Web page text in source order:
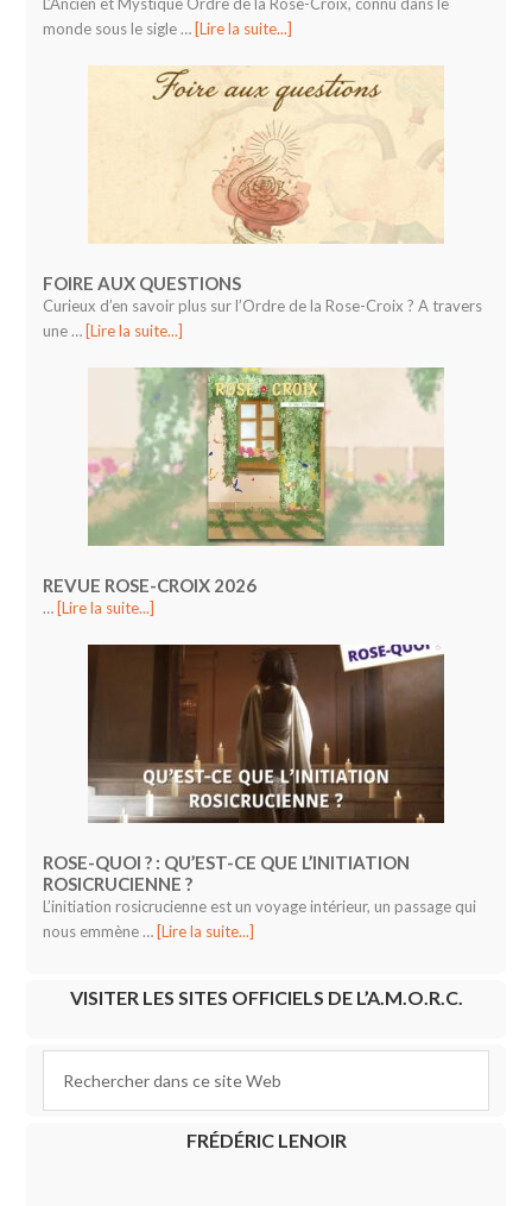
monde sous le sigle … [Lire la suite...]
FOIRE AUX QUESTIONS
Curieux d’en savoir plus sur l’Ordre de la Rose-Croix ? A travers
une … [Lire la suite...]
REVUE ROSE-CROIX 2026
… [Lire la suite...]
ROSE-QUOI ? : QU’EST-CE QUE L’INITIATION
ROSICRUCIENNE ?
L’initiation rosicrucienne est un voyage intérieur, un passage qui
nous emmène … [Lire la suite...]
VISITER LES SITES OFFICIELS DE L’A.M.O.R.C.
FRÉDÉRIC LENOIR